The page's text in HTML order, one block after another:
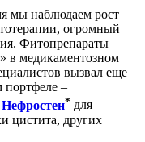
мы наблюдаем рост
огромный
Фитопрепараты
в медикаментозном
вызвал еще
портфеле –
Нефростен* для
цистита, других